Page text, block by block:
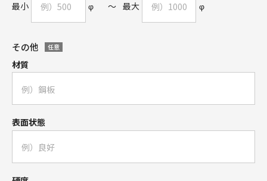
最小 φ ～ 最大 φ
その他 任意
材質
表面状態